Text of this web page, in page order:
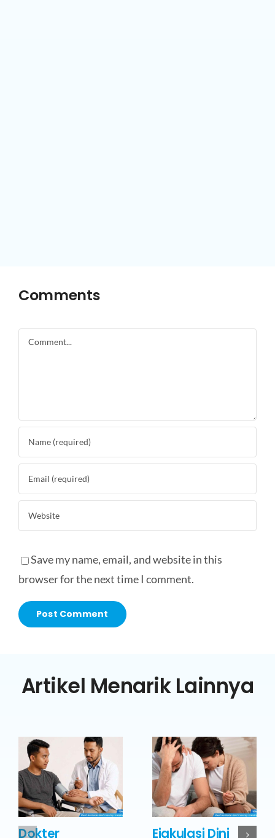
Comments
Comment
Save my name, email, and website in this
browser for the next time I comment.
Artikel Menarik Lainnya
Dokter
Ejakulasi Dini